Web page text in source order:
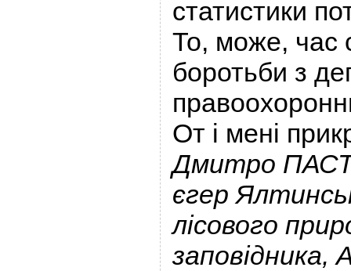
статистики
То, може, час
боротьби з
От і мені
Дмитро
єгер
лісового
заповідника,